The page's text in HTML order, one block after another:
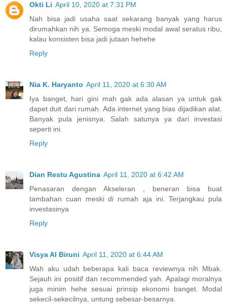
Okti Li April 10, 2020 at 7:31 PM
Nah bisa jadi usaha saat sekarang banyak yang harus
dirumahkan nih ya. Semoga meski modal awal seratus ribu,
kalau konsisten bisa jadi jutaan hehehe
Reply
Nia K. Haryanto April 11, 2020 at 6:30 AM
Iya banget, hari gini mah gak ada alasan ya untuk gak
dapet duit dari rumah. Ada internet yang bias dijadikan alat.
Banyak pula jenisnya. Salah satunya ya dari investasi
seperti ini.
Reply
Dian Restu Agustina April 11, 2020 at 6:42 AM
Penasaran dengan Akseleran , beneran bisa buat
tambahan cuan meski di rumah aja ini. Terjangkau pula
investasinya
Reply
Visya Al Biruni April 11, 2020 at 6:44 AM
Wah aku udah beberapa kali baca reviewnya nih Mbak.
Sejauh ini positif dan recommended yah. Apalagi moralnya
juga minim hehe sesuai prinsip ekonomi banget. Modal
sekecil-sekecilnya, untung sebesar-besarnya.